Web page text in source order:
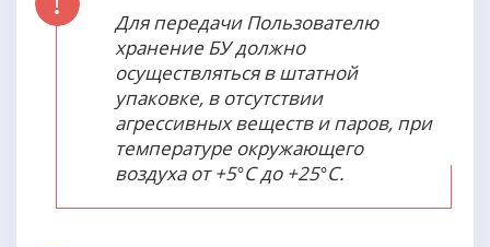
Для передачи Пользователю
хранение БУ должно
осуществляться в штатной
упаковке, в отсутствии
агрессивных веществ и паров, при
температуре окружающего
воздуха от +5°С до +25°С.